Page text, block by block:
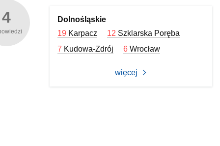
4
Dolnośląskie
19 Karpacz 12 Szklarska Poręba
7 Kudowa-Zdrój 6Wrocław
więcej